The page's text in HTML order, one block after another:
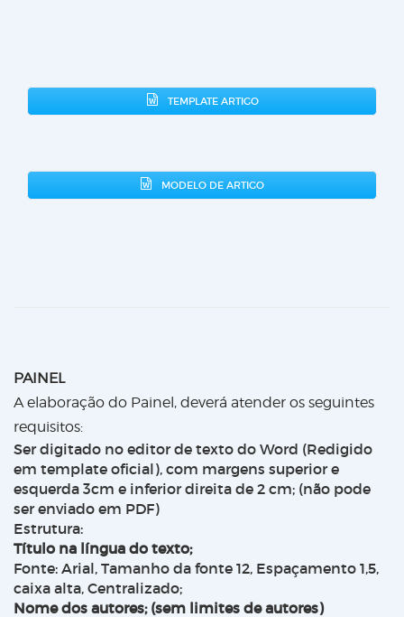
TEMPLATE ARTIGO
MODELO DE ARTIGO
PAINEL
A elaboração do Painel, deverá atender os seguintes
requisitos:
Ser digitado no editor de texto do Word (Redigido
em template oficial), com margens superior e
esquerda 3cm e inferior direita de 2 cm; (não pode
ser enviado em PDF)
Estrutura:
Título na língua do texto;
Fonte: Arial, Tamanho da fonte 12, Espaçamento 1,5,
caixa alta, Centralizado;
Nome dos autores; (sem limites de autores)